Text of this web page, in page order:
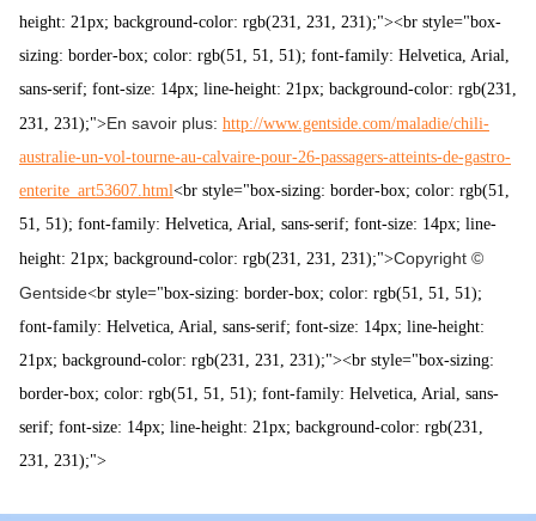
height: 21px; background-color: rgb(231, 231, 231);"><br style="box-
sizing: border-box; color: rgb(51, 51, 51); font-family: Helvetica, Arial,
sans-serif; font-size: 14px; line-height: 21px; background-color: rgb(231,
231, 231);">En savoir plus: http://www.gentside.com/maladie/chili-
australie-un-vol-tourne-au-calvaire-pour-26-passagers-atteints-de-gastro-
enterite_art53607.html<br style="box-sizing: border-box; color: rgb(51,
51, 51); font-family: Helvetica, Arial, sans-serif; font-size: 14px; line-
height: 21px; background-color: rgb(231, 231, 231);">Copyright ©
Gentside<br style="box-sizing: border-box; color: rgb(51, 51, 51);
font-family: Helvetica, Arial, sans-serif; font-size: 14px; line-height:
21px; background-color: rgb(231, 231, 231);"><br style="box-sizing:
border-box; color: rgb(51, 51, 51); font-family: Helvetica, Arial, sans-
serif; font-size: 14px; line-height: 21px; background-color: rgb(231,
231, 231);">